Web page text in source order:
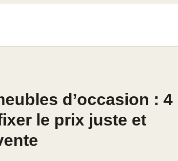
d’occasion : 4
le prix juste et